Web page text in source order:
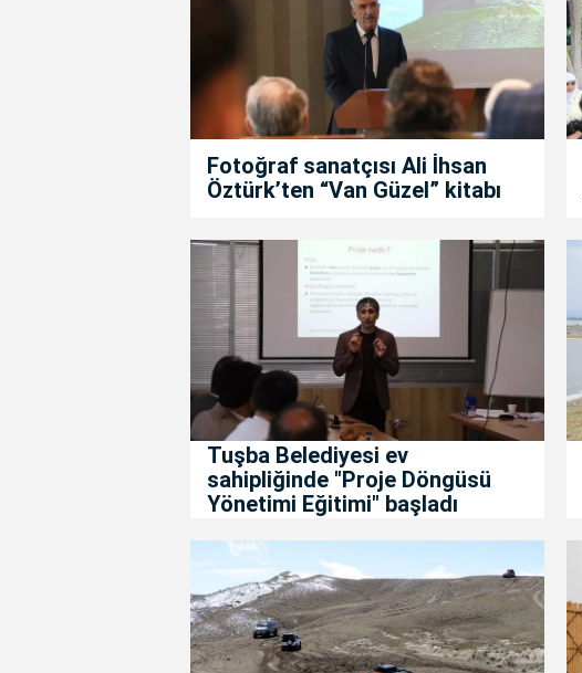
Fotoğraf sanatçısı Ali İhsan
Öztürk’ten “Van Güzel” kitabı
Tuşba Belediyesi ev
sahipliğinde "Proje Döngüsü
Yönetimi Eğitimi" başladı